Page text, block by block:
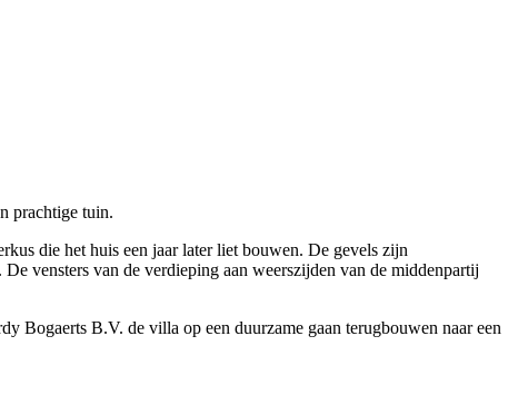
prachtige tuin.
die het huis een jaar later liet bouwen. De gevels zijn
vensters van de verdieping aan weerszijden van de middenpartij
Bogaerts B.V. de villa op een duurzame gaan terugbouwen naar een